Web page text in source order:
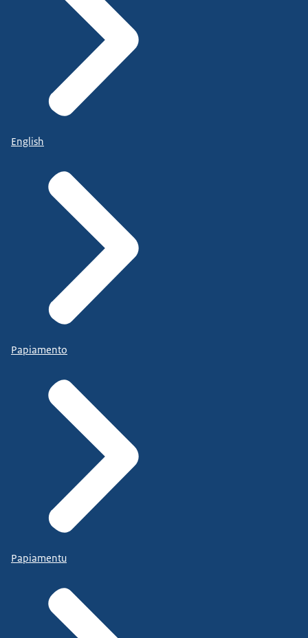
English
Papiamento
Papiamentu